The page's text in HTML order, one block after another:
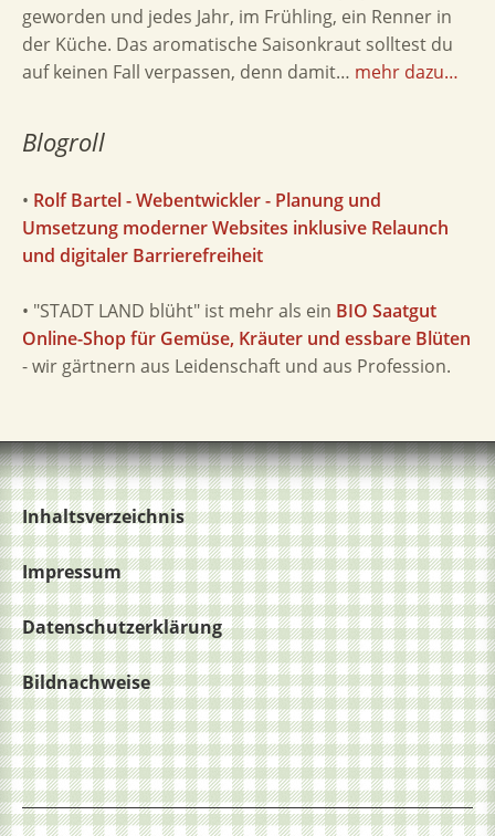
geworden und jedes Jahr, im Frühling, ein Renner in
der Küche. Das aromatische Saisonkraut solltest du
auf keinen Fall verpassen, denn damit… mehr dazu…
Blogroll
• Rolf Bartel - Webentwickler - Planung und
Umsetzung moderner Websites inklusive Relaunch
und digitaler Barrierefreiheit
• "STADT LAND blüht" ist mehr als ein BIO Saatgut
Online-Shop für Gemüse, Kräuter und essbare Blüten
- wir gärtnern aus Leidenschaft und aus Profession.
Inhaltsverzeichnis
Impressum
Datenschutzerklärung
Bildnachweise